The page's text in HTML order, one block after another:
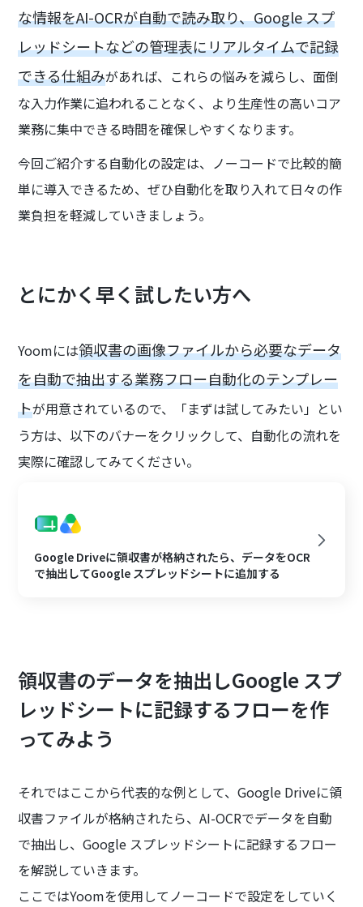
な情報をAI-OCRが自動で読み取り、Google スプ
レッドシートなどの管理表にリアルタイムで記録
できる仕組みがあれば、これらの悩みを減らし、面倒
な入力作業に追われることなく、より生産性の高いコア
業務に集中できる時間を確保しやすくなります。
今回ご紹介する自動化の設定は、ノーコードで比較的簡
単に導入できるため、ぜひ自動化を取り入れて日々の作
業負担を軽減していきましょう。
とにかく早く試したい方へ
Yoomには領収書の画像ファイルから必要なデータ
を自動で抽出する業務フロー自動化のテンプレー
トが用意されているので、「まずは試してみたい」とい
う方は、以下のバナーをクリックして、自動化の流れを
実際に確認してみてください。
Google Driveに領収書が格納されたら、データをOCR
で抽出してGoogle スプレッドシートに追加する
領収書のデータを抽出しGoogle スプ
レッドシートに記録するフローを作
ってみよう
それではここから代表的な例として、Google Driveに領
収書ファイルが格納されたら、AI-OCRでデータを自動
で抽出し、Google スプレッドシートに記録するフロー
を解説していきます。
ここではYoomを使用してノーコードで設定をしていく